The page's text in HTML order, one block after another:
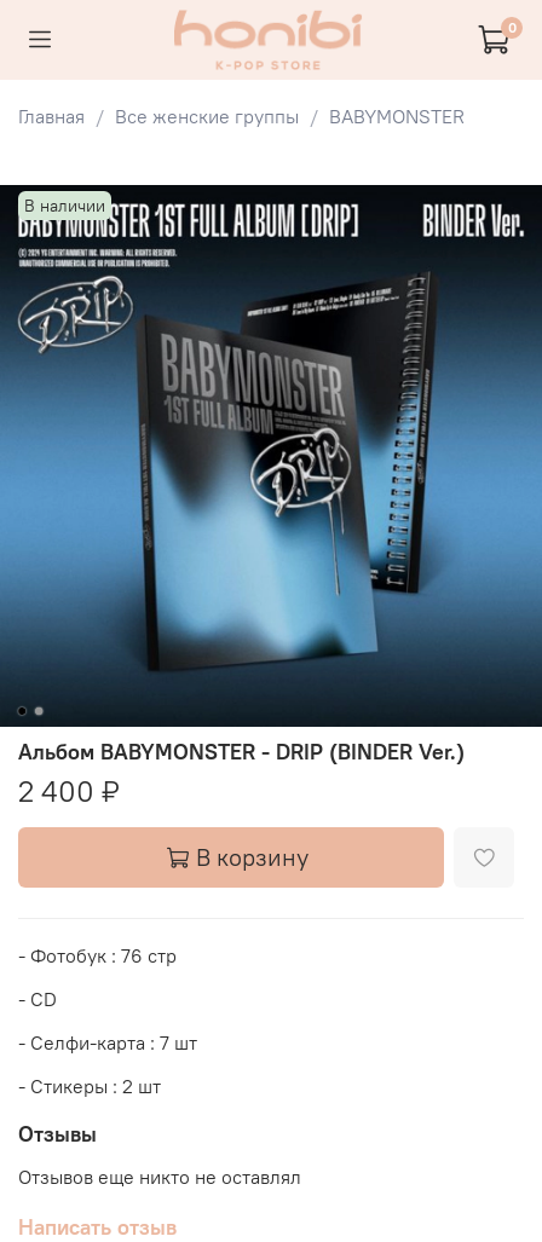
0
Главная Все женские группы BABYMONSTER
В наличии
Альбом BABYMONSTER - DRIP (BINDER Ver.)
2 400 ₽
В корзину
- Фотобук : 76 стр
- CD
- Селфи-карта : 7 шт
- Стикеры : 2 шт
Отзывы
Отзывов еще никто не оставлял
Написать отзыв